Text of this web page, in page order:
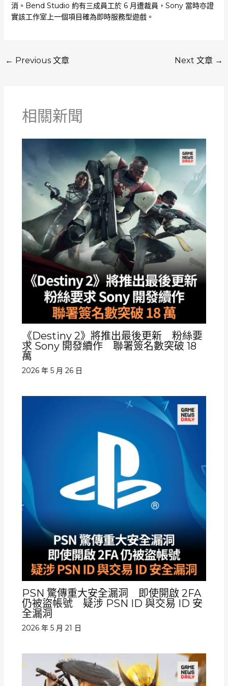
消。Bend Studio 約有三成員工於 6 月遭裁員，Sony 當時亦證
實該工作室上一個項目確為即時服務型遊戲。
← Previous 文章 Next 文章 →
相關新聞
《Destiny 2》將推出最後更新 粉絲要
求 Sony 開發續作 聯署簽名數突破 18
萬
2026 年 5 月 26 日
PSN 驚傳重大安全漏洞 即使開啟 2FA
仍被盜帳號 疑涉 PSN ID 與交易 ID 安
全漏洞
2026 年 5 月 21 日